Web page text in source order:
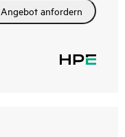
Angebot anfordern